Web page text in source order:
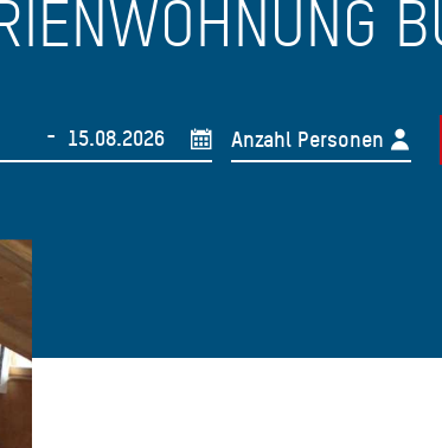
- Anzahl Personen